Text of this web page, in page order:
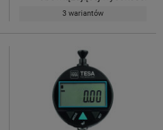
3 wariantów